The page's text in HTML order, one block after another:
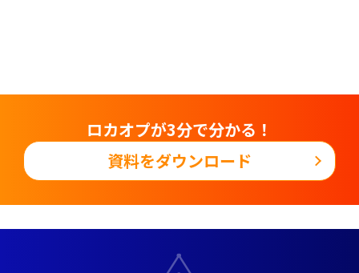
ロカオプが3分で分かる！
資料をダウンロード